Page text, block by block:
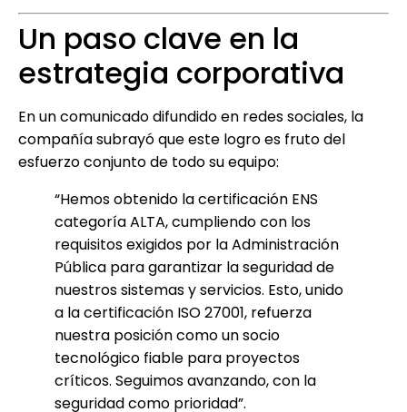
Un paso clave en la
estrategia corporativa
En un comunicado difundido en redes sociales, la
compañía subrayó que este logro es fruto del
esfuerzo conjunto de todo su equipo:
“Hemos obtenido la certificación ENS
categoría ALTA, cumpliendo con los
requisitos exigidos por la Administración
Pública para garantizar la seguridad de
nuestros sistemas y servicios. Esto, unido
a la certificación ISO 27001, refuerza
nuestra posición como un socio
tecnológico fiable para proyectos
críticos. Seguimos avanzando, con la
seguridad como prioridad”.